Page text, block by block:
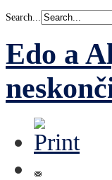
Search...
Edo a